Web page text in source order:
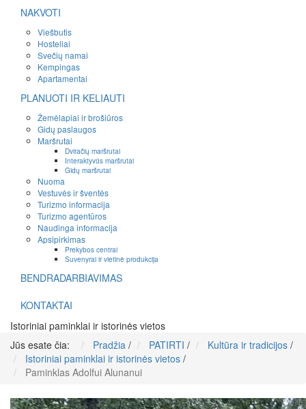
NAKVOTI
Viešbutis
Hosteliai
Svečių namai
Kempingas
Apartamentai
PLANUOTI IR KELIAUTI
Žemėlapiai ir brošiūros
Gidų paslaugos
Maršrutai
Dviračių maršrutai
Interaktyvūs maršrutai
Gidų maršrutai
Nuoma
Vestuvės ir šventės
Turizmo informacija
Turizmo agentūros
Naudinga informacija
Apsipirkimas
Prekybos centrai
Suvenyrai ir vietinė produkcija
BENDRADARBIAVIMAS
KONTAKTAI
Istoriniai paminklai ir istorinės vietos
Jūs esate čia:
Pradžia / PATIRTI / Kultūra ir tradicijos /
Istoriniai paminklai ir istorinės vietos /
Paminklas Adolfui Alunanui